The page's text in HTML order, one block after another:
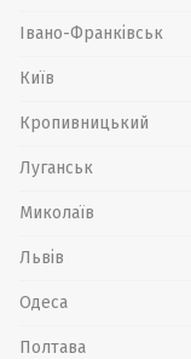
Івано-Франківськ
Київ
Кропивницький
Луганськ
Миколаїв
Львів
Одеса
Полтава